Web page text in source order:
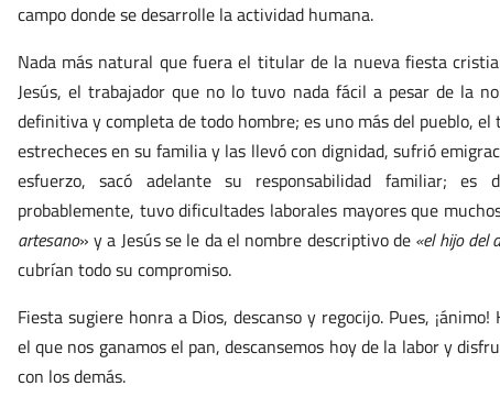
campo donde se desarrolle la actividad humana.
Nada más natural que fuera el titular de la nueva fiesta
Jesús, el trabajador que no lo tuvo nada fácil a pesar de la
definitiva y completa de todo hombre; es uno más del pueblo,
estrecheces en su familia y las llevó con dignidad, sufrió
esfuerzo, sacó adelante su responsabilidad familiar;
probablemente, tuvo dificultades laborales mayores que
artesano» y a Jesús se le da el nombre descriptivo de «el hijo del
cubrían todo su compromiso.
Fiesta sugiere honra a Dios, descanso y regocijo. Pues,
el que nos ganamos el pan, descansemos hoy de la labor y
con los demás.